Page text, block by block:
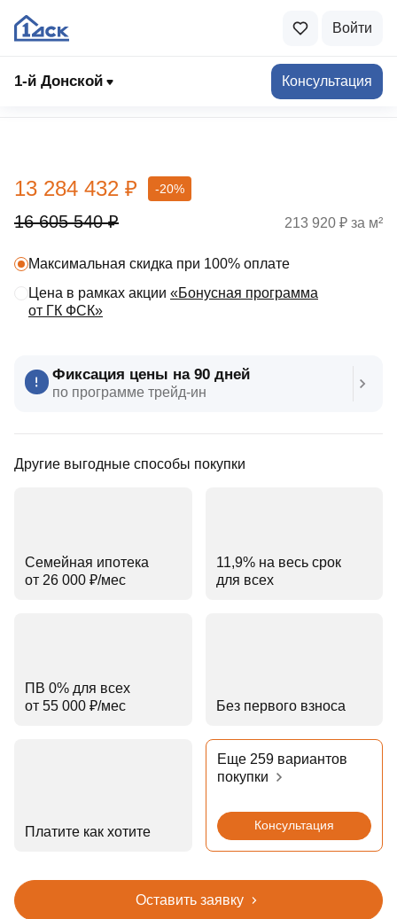
Войти
1-й Донской Консультация
Выбрать квартиру
16 605 540 ₽
13 284 432 ₽ -20%
Фиксация цены на 90 дней
по программе трейд‑ин
Другие выгодные способы покупки
Семейная ипотека
от 26 000 ₽⁠/⁠мес
11,9% на весь срок
для всех
ПВ 0% для всех
от 55 000 ₽⁠/⁠мес
Без первого взноса
Платите как хотите
Еще 259 вариантов
покупки
Консультация
Максимальная скидка при 100% оплате
Цена в рамках акции «Бонусная программа
от ГК ФСК»
213 920 ₽ за м²
Оставить заявку